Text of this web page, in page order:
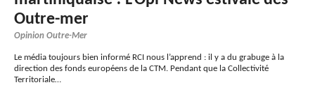
Outre-mer
Opinion Outre-Mer
Le média toujours bien informé RCI nous l’apprend : il y a du grabuge à la
direction des fonds européens de la CTM. Pendant que la Collectivité
Territoriale…